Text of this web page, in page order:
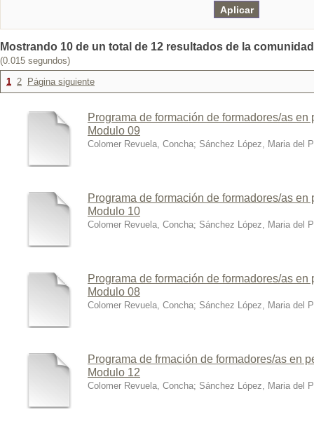
Mostrando 10 de un total de 12 resultados de la
(0.015 segundos)
1 2 Página siguiente
Programa de formación de formadores/as
Modulo 09
Colomer Revuela, Concha; Sánchez López, Maria del
Programa de formación de formadores/as
Modulo 10
Colomer Revuela, Concha; Sánchez López, Maria del
Programa de formación de formadores/as
Modulo 08
Colomer Revuela, Concha; Sánchez López, Maria del
Programa de frmación de formadores/as en
Modulo 12
Colomer Revuela, Concha; Sánchez López, Maria del